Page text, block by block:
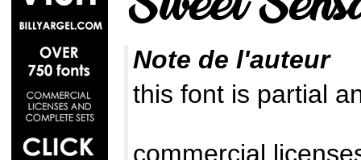
Note de l'auteur
this font is partial
commercial